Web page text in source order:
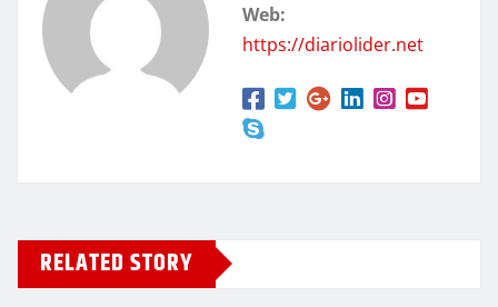
Web:
https://diariolider.net
RELATED STORY